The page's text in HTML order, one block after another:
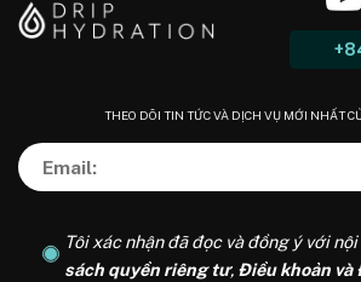
THEO DÕI TIN TỨC VÀ DỊCH VỤ MỚI NHẤT
Tôi xác nhận đã đọc và đồng ý với
sách quyền riêng tư, Điều khoản và